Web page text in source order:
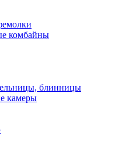
комбайны
блинницы
камеры